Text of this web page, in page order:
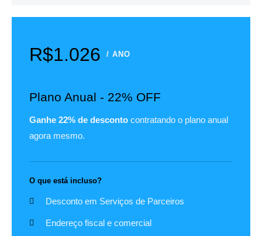
R$1.026 / ANO
Plano Anual - 22% OFF
Ganhe 22% de desconto contratando o plano anual
agora mesmo.
O que está incluso?
Desconto em Serviços de Parceiros
Endereço fiscal e comercial